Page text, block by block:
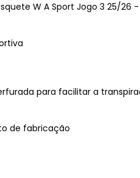
W A Sport Jogo 3 25/26
para facilitar a
de fabricação